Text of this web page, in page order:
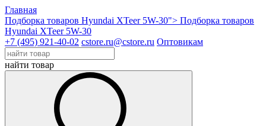
Главная
Подборка товаров Hyundai XTeer 5W-30"> Подборка товаров
Hyundai XTeer 5W-30
+7 (495) 921-40-02 cstore.ru@cstore.ru Оптовикам
найти товар